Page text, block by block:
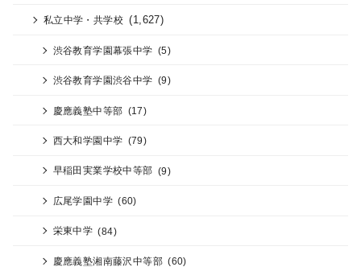
私立中学・共学校 (1,627)
渋谷教育学園幕張中学 (5)
渋谷教育学園渋谷中学 (9)
慶應義塾中等部 (17)
西大和学園中学 (79)
早稲田実業学校中等部 (9)
広尾学園中学 (60)
栄東中学 (84)
慶應義塾湘南藤沢中等部 (60)